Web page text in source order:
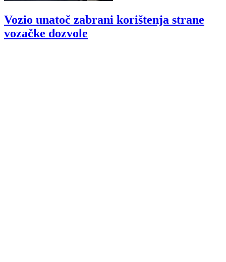
Vozio unatoč zabrani korištenja strane
vozačke dozvole